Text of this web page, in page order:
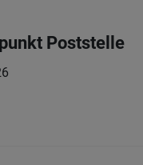
Poststelle